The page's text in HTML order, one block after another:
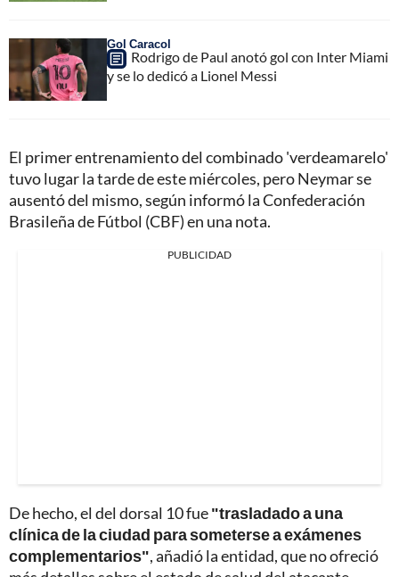
Gol Caracol
Rodrigo de Paul anotó gol con Inter Miami
y se lo dedicó a Lionel Messi
El primer entrenamiento del combinado 'verdeamarelo'
tuvo lugar la tarde de este miércoles, pero Neymar se
ausentó del mismo, según informó la Confederación
Brasileña de Fútbol (CBF) en una nota.
PUBLICIDAD
De hecho, el del dorsal 10 fue"trasladado a una
clínica de la ciudad para someterse a exámenes
complementarios", añadió la entidad, que no ofreció